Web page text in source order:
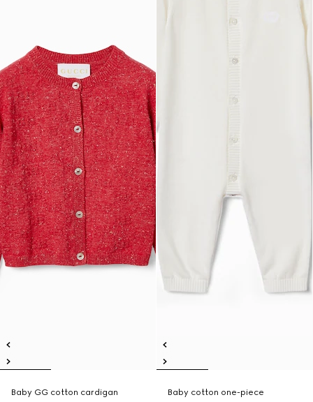
Baby GG cotton cardigan Baby cotton one-piece